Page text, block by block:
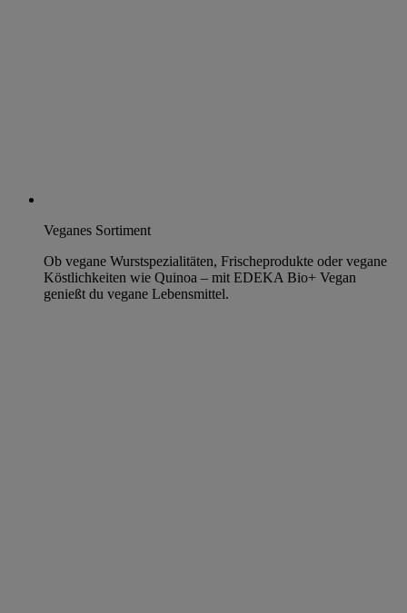
Veganes Sortiment
Ob vegane Wurstspezialitäten, Frischeprodukte oder vegane
Köstlichkeiten wie Quinoa – mit EDEKA Bio+ Vegan
genießt du vegane Lebensmittel.